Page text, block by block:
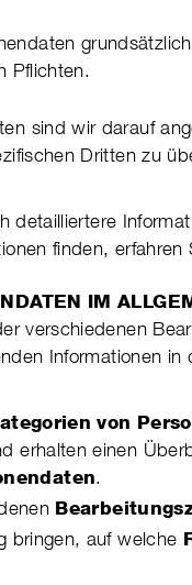
Pflich­ten.
sind wir darauf
Drit­ten zu
detail­lier­tere
finden, erfah­ren
IM
verschie­denen
Infor­ma­tionen
von
erhalten einen
.
bringen, auf welche